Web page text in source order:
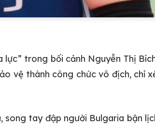
trong bối cảnh Nguyễn Thị
vệ thành công chức vô địch, chỉ
song tay đập người Bulgaria bận